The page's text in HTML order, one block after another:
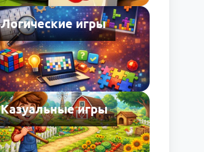
Логические игры
Казуальные игры